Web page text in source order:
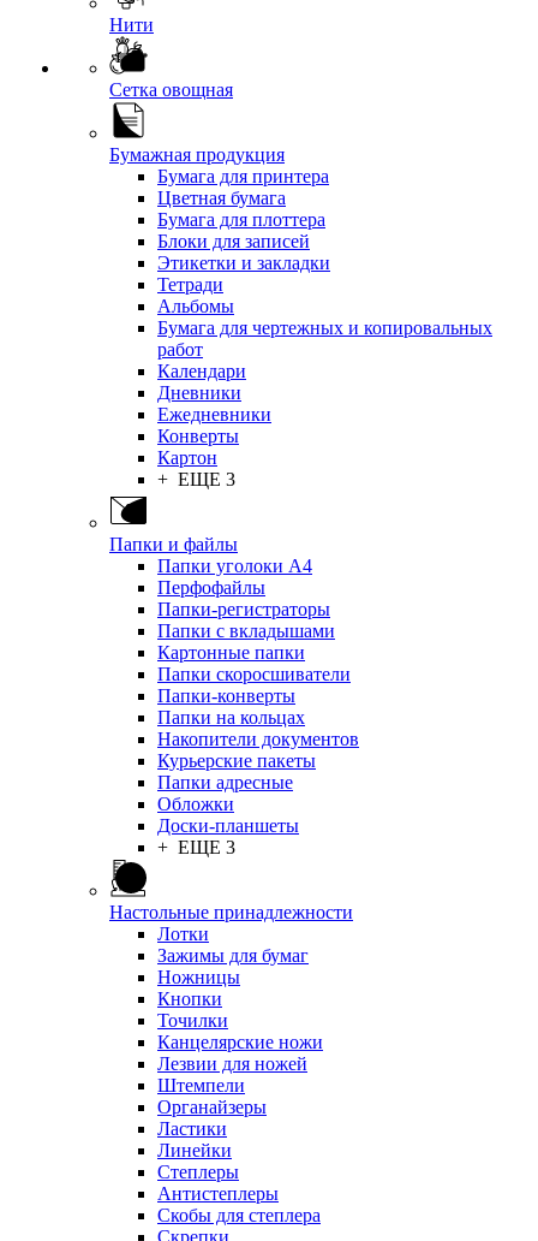
Нити
Сетка овощная
Бумажная продукция
Бумага для принтера
Цветная бумага
Бумага для плоттера
Блоки для записей
Этикетки и закладки
Тетради
Альбомы
Бумага для чертежных и копировальных
работ
Календари
Дневники
Ежедневники
Конверты
Картон
+ ЕЩЕ 3
Папки и файлы
Папки уголоки А4
Перфофайлы
Папки-регистраторы
Папки с вкладышами
Картонные папки
Папки скоросшиватели
Папки-конверты
Папки на кольцах
Накопители документов
Курьерские пакеты
Папки адресные
Обложки
Доски-планшеты
+ ЕЩЕ 3
Настольные принадлежности
Лотки
Зажимы для бумаг
Ножницы
Кнопки
Точилки
Канцелярские ножи
Лезвии для ножей
Штемпели
Органайзеры
Ластики
Линейки
Степлеры
Антистеплеры
Скобы для степлера
Скрепки